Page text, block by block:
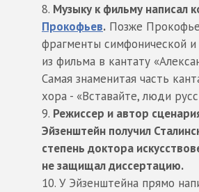
Музыку к фильму написал
Прокофьев. Позже
фрагменты симфонической
из фильма в кантату
Самая знаменитая часть
хора - «Вставайте, люди
Режиссер и автор
Эйзенштейн получил
степень доктора
не защищал диссертацию.
У Эйзенштейна прямо